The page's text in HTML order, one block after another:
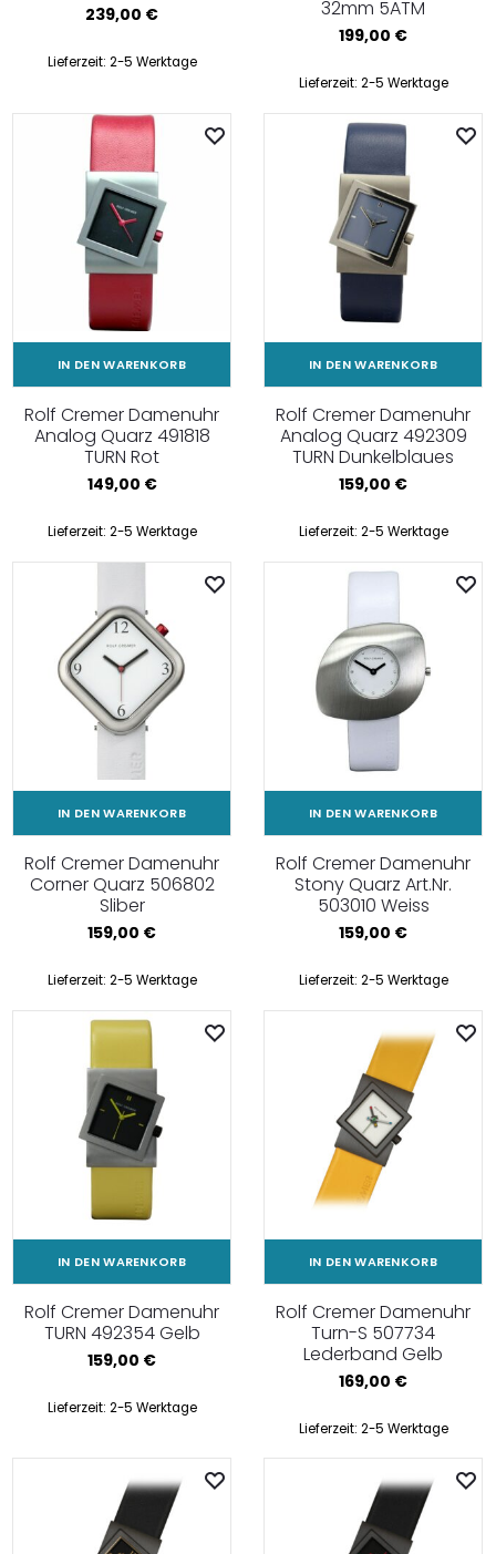
239,00 €
Lieferzeit: 2-5 Werktage
32mm 5ATM
199,00 €
Lieferzeit: 2-5 Werktage
IN DEN WARENKORB
Rolf Cremer Damenuhr
Analog Quarz 491818
TURN Rot
149,00 €
Lieferzeit: 2-5 Werktage
IN DEN WARENKORB
Rolf Cremer Damenuhr
Analog Quarz 492309
TURN Dunkelblaues
159,00 €
Lieferzeit: 2-5 Werktage
IN DEN WARENKORB
Rolf Cremer Damenuhr
Corner Quarz 506802
Sliber
159,00 €
Lieferzeit: 2-5 Werktage
IN DEN WARENKORB
Rolf Cremer Damenuhr
Stony Quarz Art.Nr.
503010 Weiss
159,00 €
Lieferzeit: 2-5 Werktage
IN DEN WARENKORB
Rolf Cremer Damenuhr
TURN 492354 Gelb
159,00 €
Lieferzeit: 2-5 Werktage
IN DEN WARENKORB
Rolf Cremer Damenuhr
Turn-S 507734
Lederband Gelb
169,00 €
Lieferzeit: 2-5 Werktage